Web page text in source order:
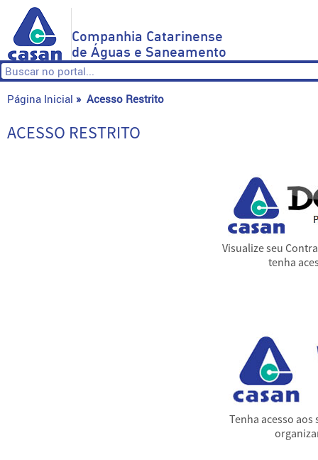
Companhia Catarinense
de Águas e Saneamento
Página Inicial » Acesso Restrito
ACESSO RESTRITO
Visualize seu
tenha
Tenha acesso aos